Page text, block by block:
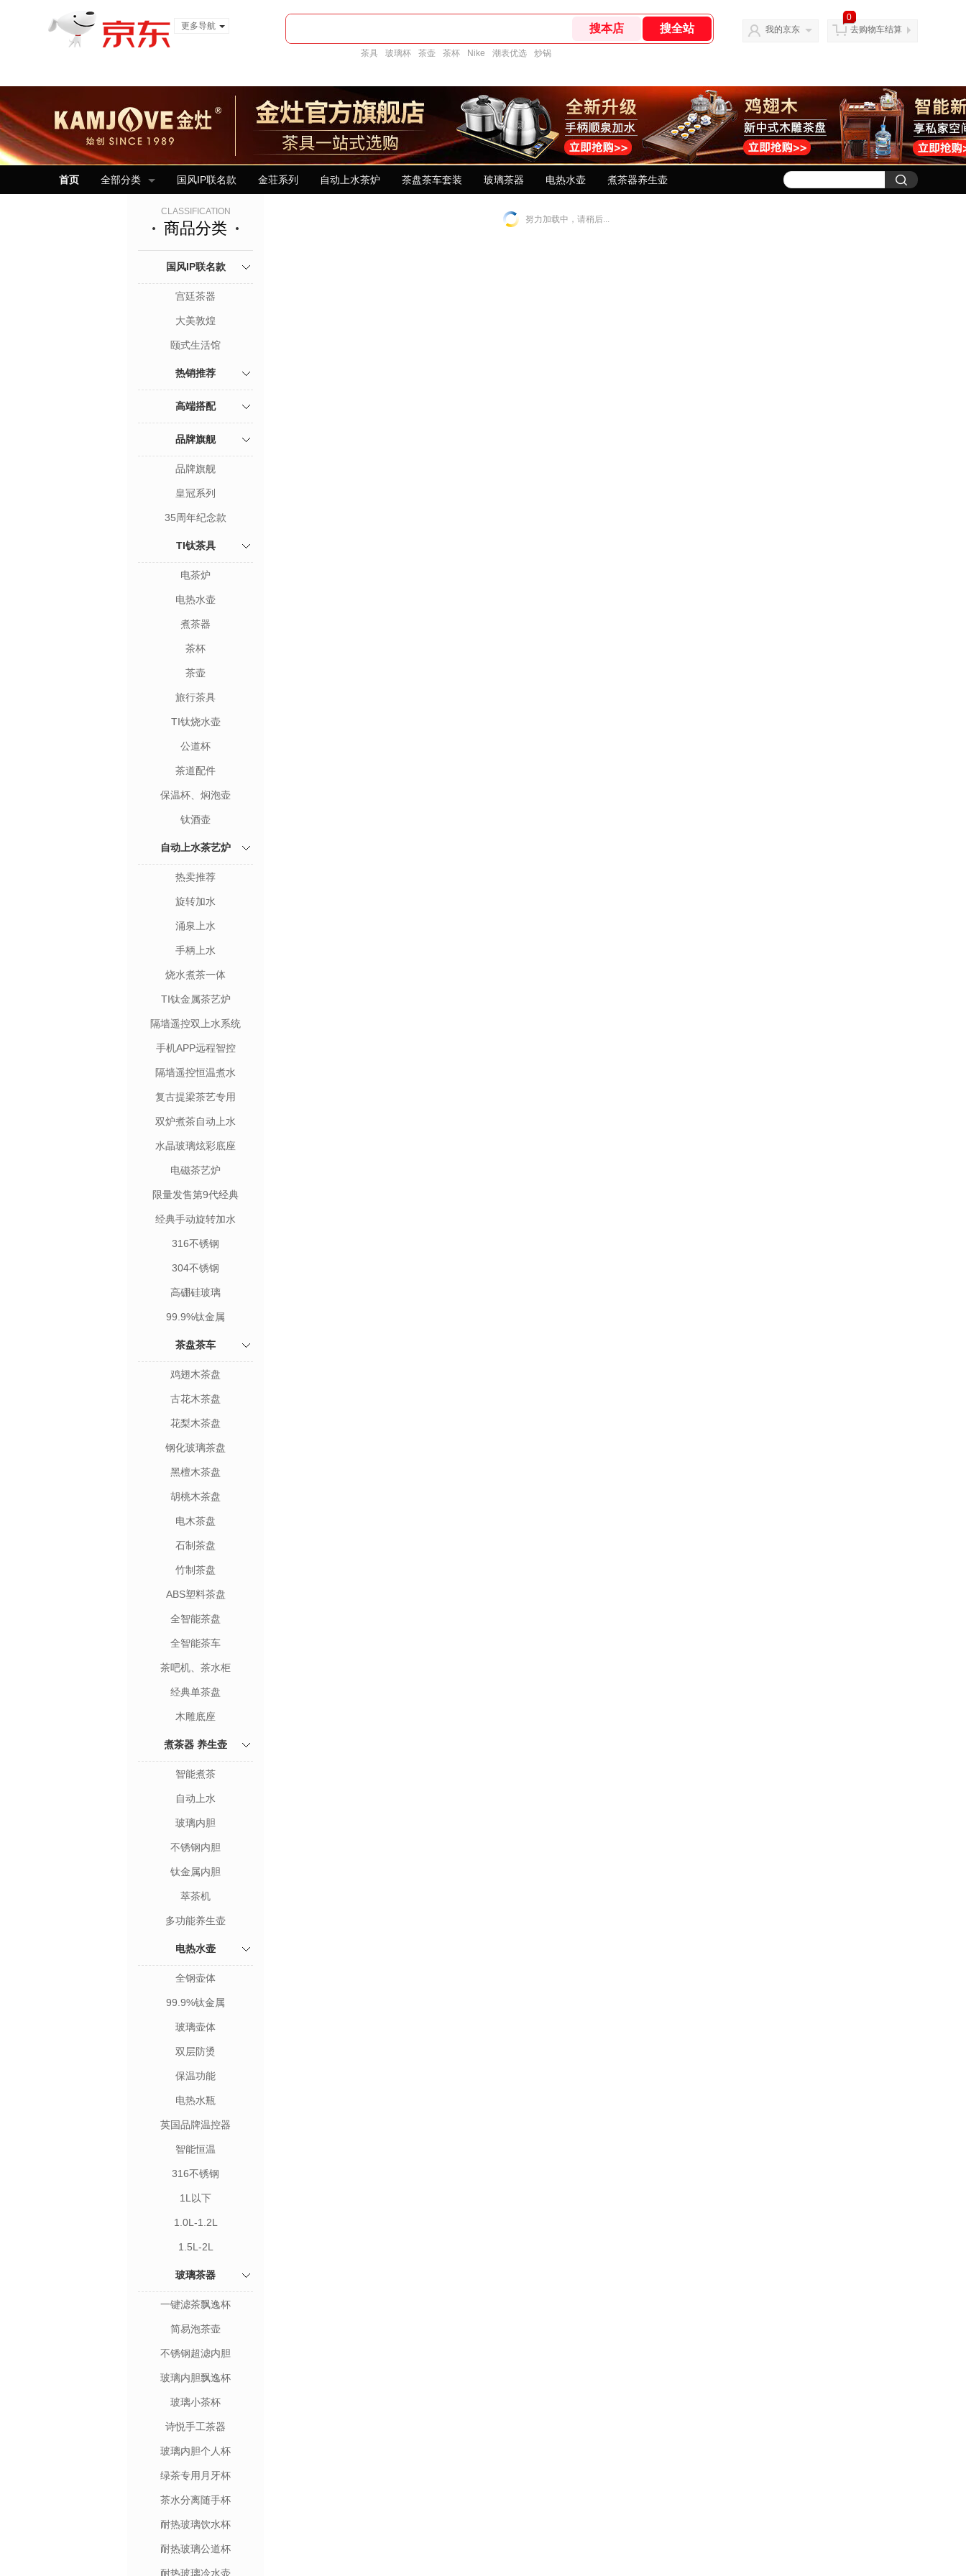
更多导航
茶具 玻璃杯 茶壶 茶杯 Nike 潮表优选 炒锅
我的京东
0
去购物车结算
首页 全部分类 国风IP联名款 金荘系列 自动上水茶炉 茶盘茶车套装 玻璃茶器 电热水壶 煮茶器养生壶
CLASSIFICATION
商品分类
国风IP联名款
宫廷茶器
大美敦煌
颐式生活馆
热销推荐
高端搭配
品牌旗舰
品牌旗舰
皇冠系列
35周年纪念款
TI钛茶具
电茶炉
电热水壶
煮茶器
茶杯
茶壶
旅行茶具
TI钛烧水壶
公道杯
茶道配件
保温杯、焖泡壶
钛酒壶
自动上水茶艺炉
热卖推荐
旋转加水
涌泉上水
手柄上水
烧水煮茶一体
TI钛金属茶艺炉
隔墙遥控双上水系统
手机APP远程智控
隔墙遥控恒温煮水
复古提梁茶艺专用
双炉煮茶自动上水
水晶玻璃炫彩底座
电磁茶艺炉
限量发售第9代经典
经典手动旋转加水
316不锈钢
304不锈钢
高硼硅玻璃
99.9%钛金属
茶盘茶车
鸡翅木茶盘
古花木茶盘
花梨木茶盘
钢化玻璃茶盘
黑檀木茶盘
胡桃木茶盘
电木茶盘
石制茶盘
竹制茶盘
ABS塑料茶盘
全智能茶盘
全智能茶车
茶吧机、茶水柜
经典单茶盘
木雕底座
煮茶器 养生壶
智能煮茶
自动上水
玻璃内胆
不锈钢内胆
钛金属内胆
萃茶机
多功能养生壶
电热水壶
全钢壶体
99.9%钛金属
玻璃壶体
双层防烫
保温功能
电热水瓶
英国品牌温控器
智能恒温
316不锈钢
1L以下
1.0L-1.2L
1.5L-2L
玻璃茶器
一键滤茶飘逸杯
简易泡茶壶
不锈钢超滤内胆
玻璃内胆飘逸杯
玻璃小茶杯
诗悦手工茶器
玻璃内胆个人杯
绿茶专用月牙杯
茶水分离随手杯
耐热玻璃饮水杯
耐热玻璃公道杯
耐热玻璃冷水壶
努力加载中，请稍后...